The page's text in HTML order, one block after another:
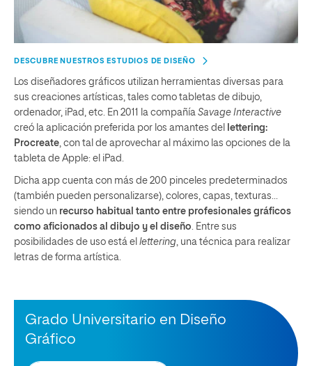
DESCUBRE NUESTROS ESTUDIOS DE DISEÑO
Los diseñadores gráficos utilizan herramientas diversas para
sus creaciones artísticas, tales como tabletas de dibujo,
ordenador, iPad, etc. En 2011 la compañía Savage Interactive
creó la aplicación preferida por los amantes del
lettering:
Procreate , con tal de aprovechar al máximo las opciones de la
tableta de Apple: el iPad.
Dicha app cuenta con más de 200 pinceles predeterminados
(también pueden personalizarse), colores, capas, texturas…
siendo un recurso habitual tanto entre profesionales gráficos
como aficionados al dibujo y el diseño . Entre sus
posibilidades de uso está el lettering , una técnica para realizar
letras de forma artística.
Grado Universitario en Diseño
Gráfico